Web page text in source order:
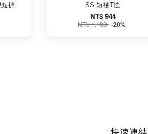
短褲
SS 短袖T恤
NT$ 944
NT$ 1,180 -20%